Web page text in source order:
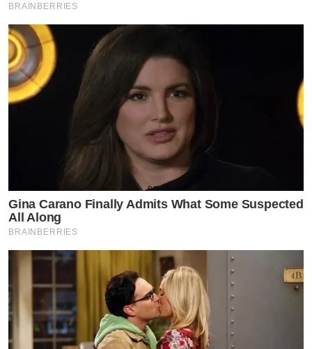
BRAINBERRIES
Gina Carano Finally Admits What Some Suspected
All Along
BRAINBERRIES